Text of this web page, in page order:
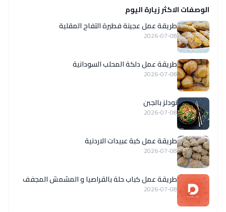
الوصفات الاكثر زيارة اليوم
طريقة عمل عجينة فطيرة التفاح المقلية
2026-07-08
طريقة عمل دلكة المحلب السودانية
2026-07-08
نودلز بالجبن
2026-07-08
طريقة عمل كبة عبيدات الاردنية
2026-07-08
طريقة عمل كباب حلة بالقراصيا و المشمش المجفف
2026-07-08